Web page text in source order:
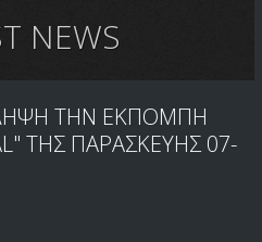
NEWS
ΤΗΝ ΕΚΠΟΜΠΗ
ΤΗΣ ΠΑΡΑΣΚΕΥΗΣ 07-